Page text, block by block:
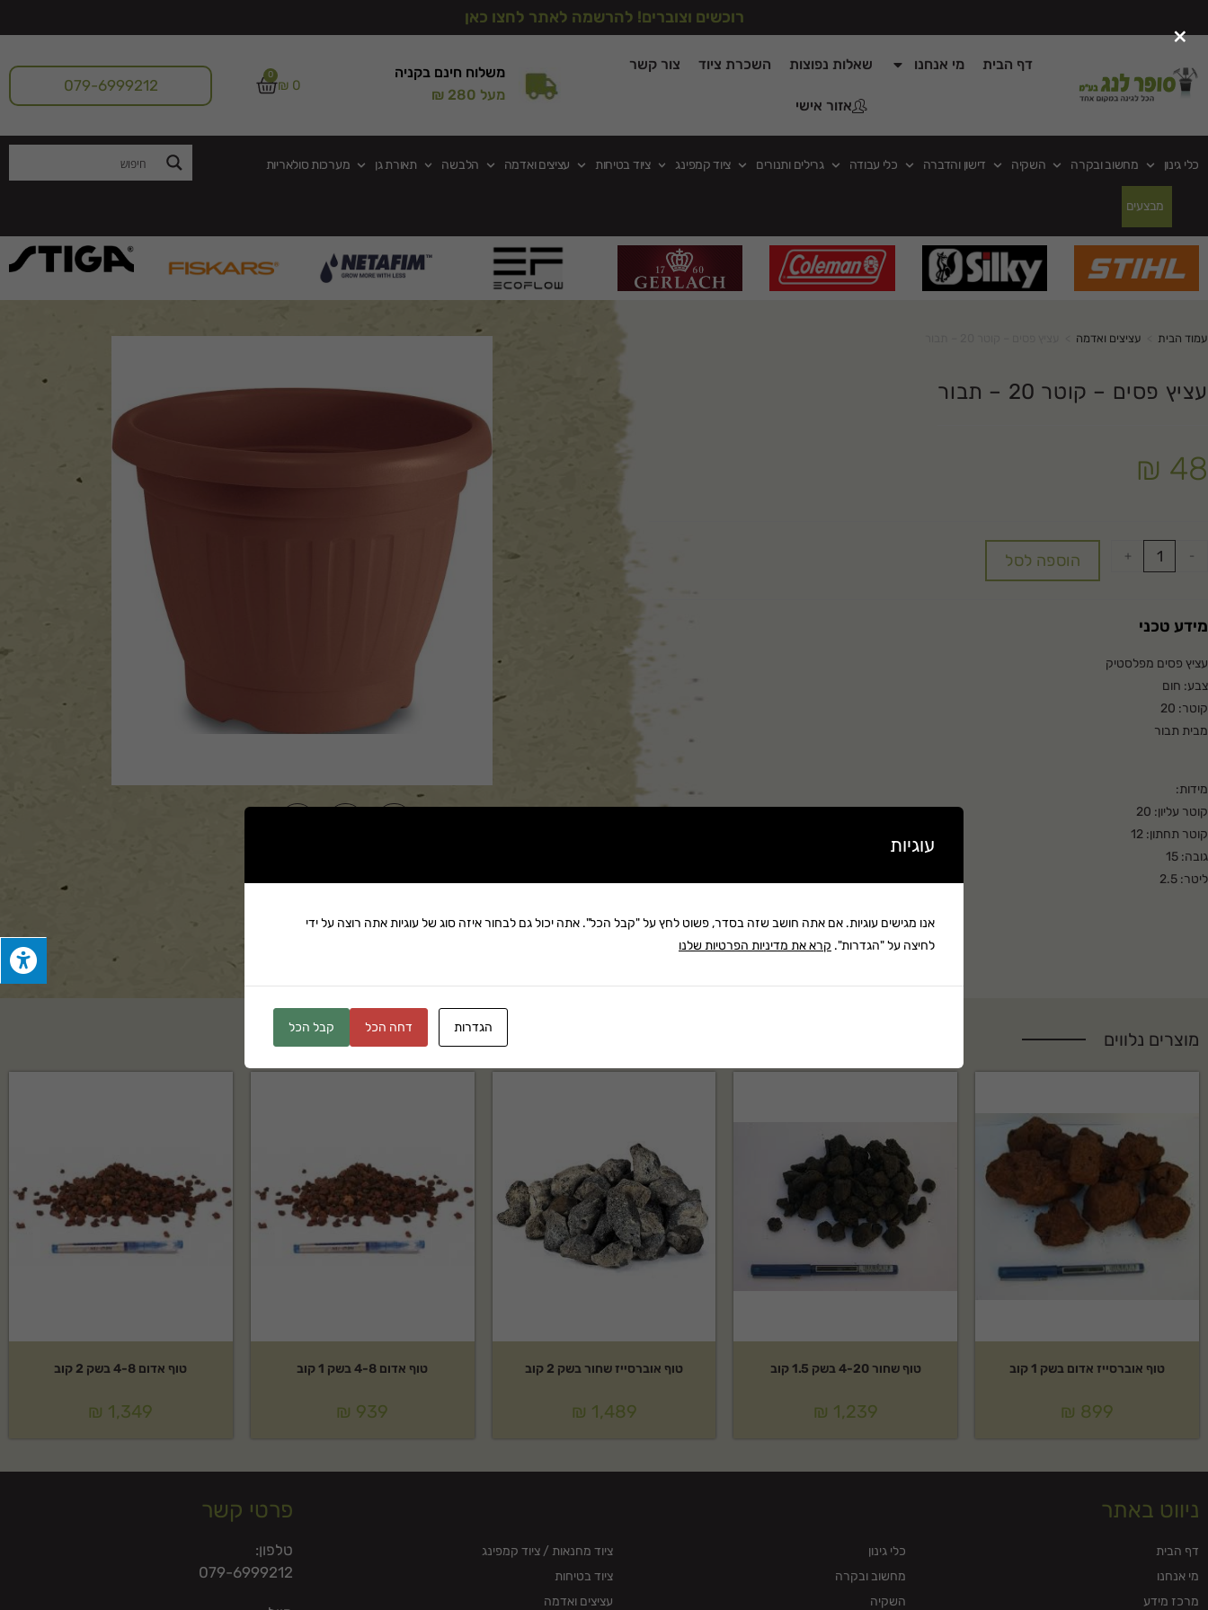
רוכשים וצוברים! להרשמה לאתר לחצו כאן
דף הבית מי אנחנו שאלות נפוצות השכרת ציוד צור קשר
אזור אישי
משלוח חינם בקניה
מעל 280 ₪
₪0
0
079-6999212
כלי גינון מחשוב ובקרה השקיה דישון והדברה כלי עבודה גרילים ותנורים ציוד קמפינג ציוד בטיחות עציצים ואדמה הלבשה תאורת גן מערכות סולאריות
מבצעים
עמוד הבית עציצים ואדמה
עציץ פסים – קוטר 20 – תבור
₪ 48
-
+ הוספה לסל
מידע טכני
עציץ פסים מפלסטיק
צבע: חום
קוטר: 20
מבית תבור
מידות:
קוטר עליון: 20
קוטר תחתון: 12
גובה: 15
ליטר: 2.5
שתף:
זמן אספקה:עד 8 ימי עסקים
מוצרים נלווים
טוף אוברסייז אדום בשק 1 קוב
₪ 899
טוף שחור 4-20 בשק 1.5 קוב
₪ 1,239
טוף אוברסייז שחור בשק 2 קוב
₪ 1,489
טוף אדום 4-8 בשק 1 קוב
₪ 939
טוף אדום 4-8 בשק 2 קוב
₪ 1,349
ניווט באתר
דף הבית
מי אנחנו
מרכז מידע
כלי גינון
מחשוב ובקרה
השקיה
ציוד מחנאות / ציוד קמפינג
ציוד בטיחות
עציצים ואדמה
פרטי קשר
טלפון:
079-6999212
×
עוגיות
אנו מגישים עוגיות. אם אתה חושב שזה בסדר, פשוט לחץ על "קבל הכל". אתה יכול גם לבחור איזה סוג של עוגיות אתה רוצה על ידי
לחיצה על "הגדרות". קרא את מדיניות הפרטיות שלנו
הגדרות דחה הכל קבל הכל